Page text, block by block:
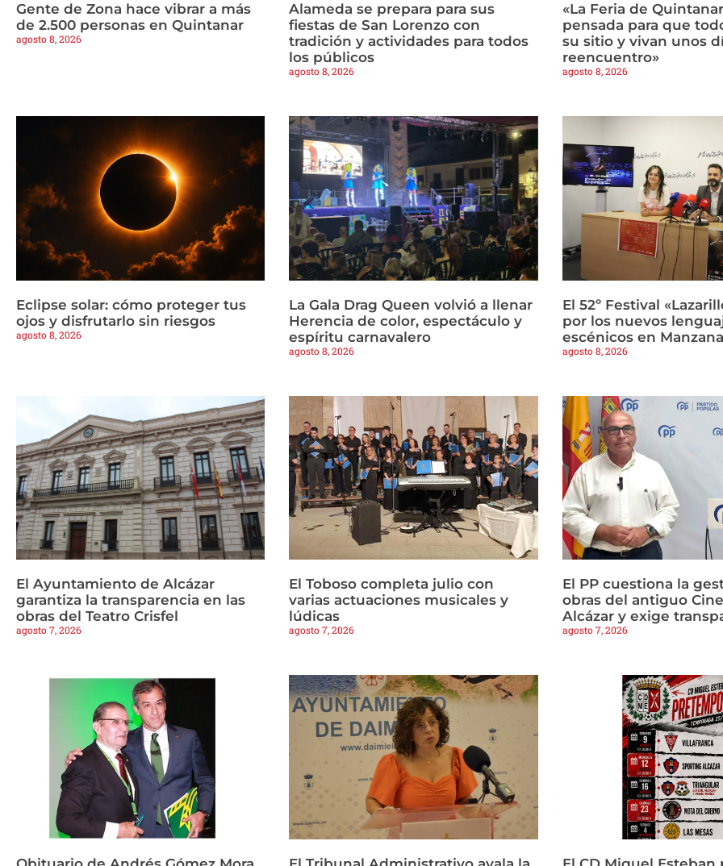
Gente de Zona hace vibrar a más
de 2.500 personas en Quintanar
agosto 8, 2026
Alameda se prepara para sus
fiestas de San Lorenzo con
tradición y actividades para todos
los públicos
agosto 8, 2026
«La Feria de
pensada para que
su sitio y vivan unos
reencuentro»
agosto 8, 2026
Eclipse solar: cómo proteger tus
ojos y disfrutarlo sin riesgos
agosto 8, 2026
La Gala Drag Queen volvió a llenar
Herencia de color, espectáculo y
espíritu carnavalero
agosto 8, 2026
El 52º Festival
por los nuevos
escénicos en
agosto 8, 2026
El Ayuntamiento de Alcázar
garantiza la transparencia en las
obras del Teatro Crisfel
agosto 7, 2026
El Toboso completa julio con
varias actuaciones musicales y
lúdicas
agosto 7, 2026
El PP cuestiona la
obras del antiguo
Alcázar y exige
agosto 7, 2026